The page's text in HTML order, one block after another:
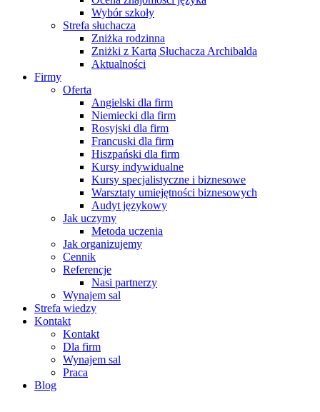
Wybór szkoły
Strefa słuchacza
Zniżka rodzinna
Zniżki z Kartą Słuchacza Archibalda
Aktualności
Firmy
Oferta
Angielski dla firm
Niemiecki dla firm
Rosyjski dla firm
Francuski dla firm
Hiszpański dla firm
Kursy indywidualne
Kursy specjalistyczne i biznesowe
Warsztaty umiejętności biznesowych
Audyt językowy
Jak uczymy
Metoda uczenia
Jak organizujemy
Cennik
Referencje
Nasi partnerzy
Wynajem sal
Strefa wiedzy
Kontakt
Kontakt
Dla firm
Wynajem sal
Praca
Blog